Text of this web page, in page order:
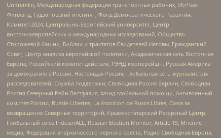
UnKremlin, Международная федерация транспортных рабочих, ИстЧам
Финланд, Гудзоновский институт, Фонд Демократического Развития,
Комитет-2024, Центрально-Европейский университет, Центр
восточноевропейских и международных исследований, Общество
Сторожевой башни, Библии и трактатов Свидетелей Иеговы, Гражданский
Совет, Центр анализа европейской политики, Академическая сеть Восточная
Европа, Российский комитет действия, РЭНД корпорейшн, Русская Америка
за демократию в России, Настоящая Россия, Глобальная сеть журналистов-
расследователей, Служба поддержки, Свободная Россия Берлин, Свободная
Россия Северный Рейн-Вестфалия, Фонд глобальной помощи, Антивоенный
комитет России, Russie-Libertes, La Asocicion de Rusos Libres, Союз за
возвращение Северных территорий, Крымскотатарский Ресурсный Центр,
Глобальный союз IndustriALL, Russian Election Monitor, Article 19, Мнение
медиа, Федерация анархического черного креста, Радио Свободная Европа,